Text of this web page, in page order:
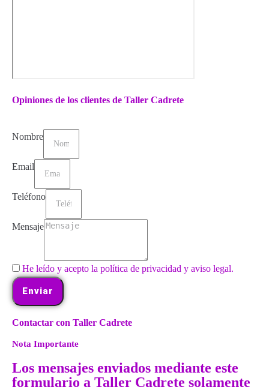
Opiniones de los clientes de Taller Cadrete
Nombre
Email
Teléfono
Mensaje
He leído y acepto la política de privacidad y aviso legal.
Enviar
Contactar con Taller Cadrete
Nota Importante
Los mensajes enviados mediante este
formulario a Taller Cadrete solamente